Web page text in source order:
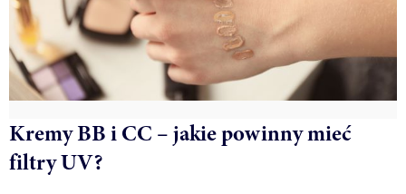
Kremy BB i CC – jakie powinny mieć
filtry UV?